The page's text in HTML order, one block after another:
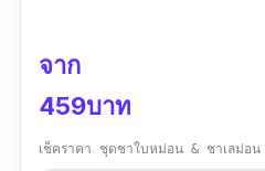
จาก
459บาท
เช็คราคา ชุดชาใบหม่อน & ชาเลม่